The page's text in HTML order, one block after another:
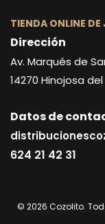
TIENDA ONLINE
Dirección
Av. Marqués de
14270 Hinojosa
Datos de
624 21 42 31
© 2026 Cozolito.